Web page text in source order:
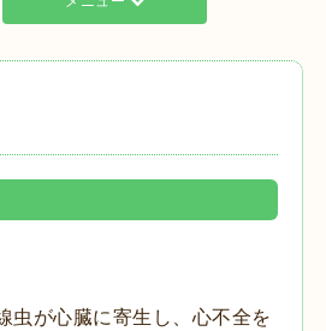
虫が心臓に寄生し、心不全を